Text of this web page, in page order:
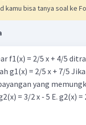
m + 3:
3
m + 3 adalah 0.
kamu bisa tanya soal ke
f1(x) = 2/5 x + 4/5
g1(x) = 2/5 x + 7/5
yang